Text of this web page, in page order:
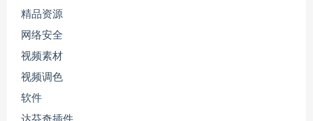
精品资源
网络安全
视频素材
视频调色
软件